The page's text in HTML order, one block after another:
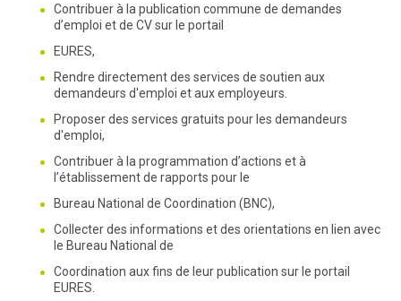
Contribuer à la publication commune de demandes
d’emploi et de CV sur le portail
EURES,
Rendre directement des services de soutien aux
demandeurs d'emploi et aux employeurs.
Proposer des services gratuits pour les demandeurs
d'emploi,
Contribuer à la programmation d’actions et à
l’établissement de rapports pour le
Bureau National de Coordination (BNC),
Collecter des informations et des orientations en lien avec
le Bureau National de
Coordination aux fins de leur publication sur le portail
EURES.